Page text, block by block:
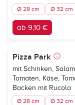
Ø 28 cm Ø 32 cm
ab 9,10 €
Pizza Park
mit Schinken,
Tomaten, Käse,
Backen mit Rucola
Ø 28 cm Ø 32 cm